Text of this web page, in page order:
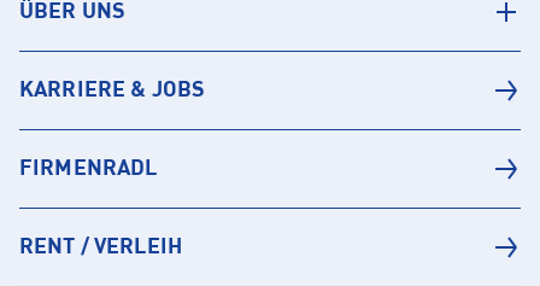
ÜBER UNS
KARRIERE & JOBS
FIRMENRADL
RENT / VERLEIH